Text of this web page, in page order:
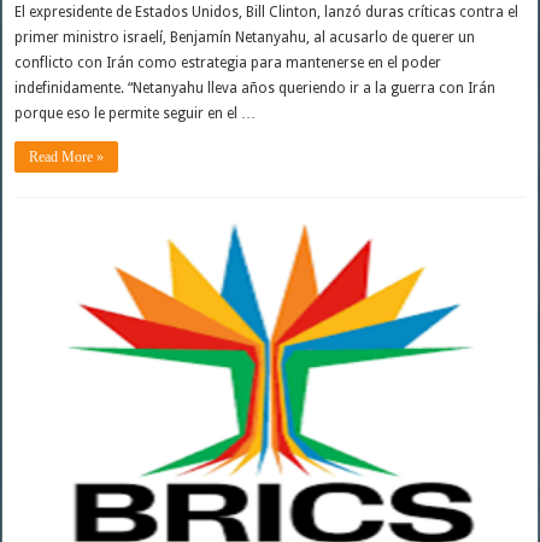
El expresidente de Estados Unidos, Bill Clinton, lanzó duras críticas contra el
primer ministro israelí, Benjamín Netanyahu, al acusarlo de querer un
conflicto con Irán como estrategia para mantenerse en el poder
indefinidamente. “Netanyahu lleva años queriendo ir a la guerra con Irán
porque eso le permite seguir en el …
Read More »